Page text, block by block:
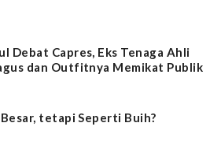
Debat Capres, Eks Tenaga Ahli
dan Outfitnya Memikat Publik
Besar, tetapi Seperti Buih?